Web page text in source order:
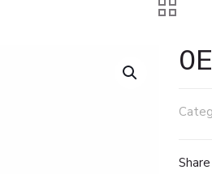
Share